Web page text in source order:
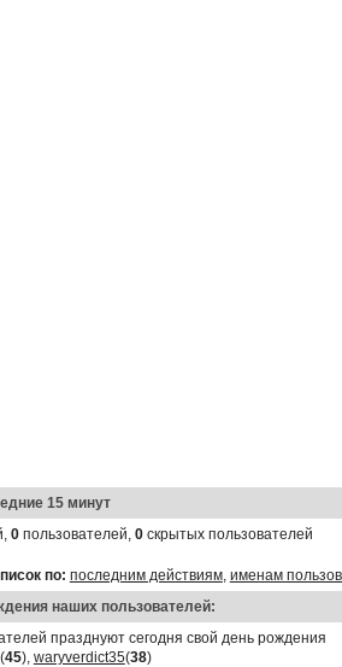
15 минут
0пользователей, 0скрытых пользователей
по: последним действиям, именам
наших пользователей:
празднуют сегодня свой день рождения
(45), waryverdict35(38)